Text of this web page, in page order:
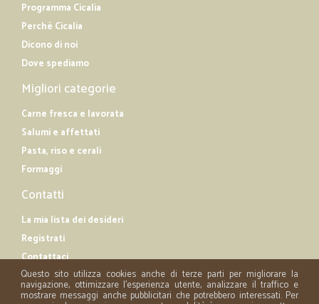
Programma Cicalia
Perché Cicalia
Dicono di noi
Dove spediamo
Migliori categorie
Carne fresca e lavorata
Salumi e affettati
Pasta, riso e cerali
Formaggi
Contatti
La mia lista dei desideri
Registrati
Contattaci
Questo sito utilizza cookies anche di terze parti per migliorare la
navigazione, ottimizzare l'esperienza utente, analizzare il traffico e
mostrare messaggi anche pubblicitari che potrebbero interessati. Per